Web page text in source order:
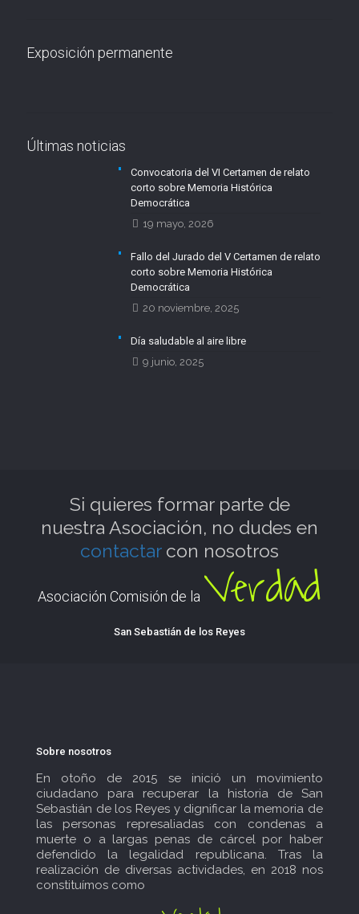
Exposición permanente
Últimas noticias
Convocatoria del VI Certamen de relato
corto sobre Memoria Histórica
Democrática
19 mayo, 2026
Fallo del Jurado del V Certamen de relato
corto sobre Memoria Histórica
Democrática
20 noviembre, 2025
Día saludable al aire libre
9 junio, 2025
Si quieres formar parte de
nuestra Asociación, no dudes en
contactarcon nosotros
Asociación Comisión de la Verdad
San Sebastián de los Reyes
Sobre nosotros
En otoño de 2015 se inició un movimiento
ciudadano para recuperar la historia de San
Sebastián de los Reyes y dignificar la memoria de
las personas represaliadas con condenas a
muerte o a largas penas de cárcel por haber
defendido la legalidad republicana. Tras la
realización de diversas actividades, en 2018 nos
constituímos como